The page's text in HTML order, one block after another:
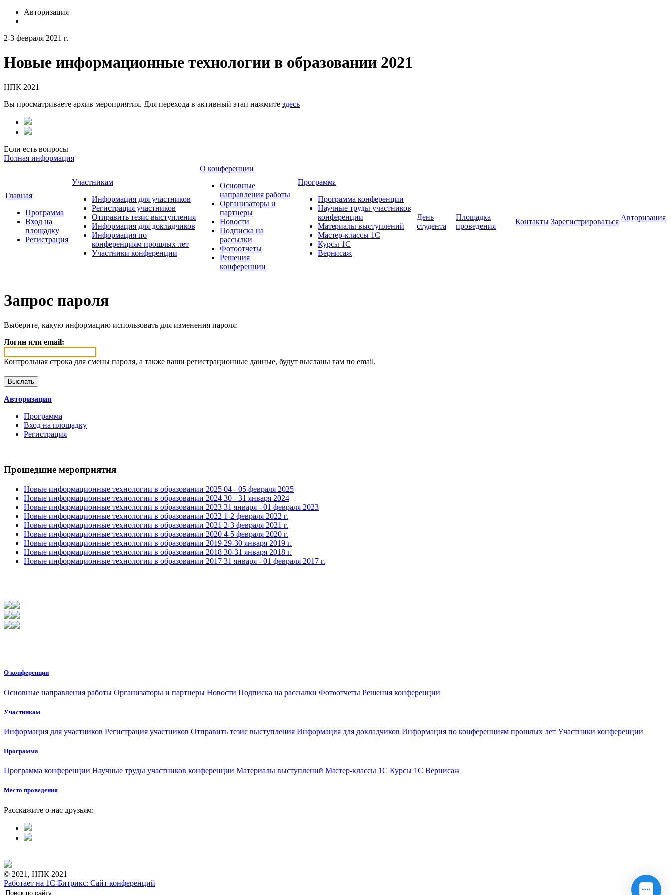
Авторизация
2-3 февраля 2021 г.
Новые информационные технологии в образовании 2021
НПК 2021
Вы просматриваете архив мероприятия. Для перехода в активный этап нажмите здесь
Если есть вопросы
Полная информация
Главная
Программа
Вход на
площадку
Регистрация
Участникам
Информация для участников
Регистрация участников
Отправить тезис выступления
Информация для докладчиков
Информация по
конференциям прошлых лет
Участники конференции
О конференции
Основные
направления работы
Организаторы и
партнеры
Новости
Подписка на
рассылки
Фотоотчеты
Решения
конференции
Программа
Программа конференции
Научные труды участников
конференции
Материалы выступлений
Мастер-классы 1С
Курсы 1С
Вернисаж
День
студента
Площадка
проведения
Контакты Зарегистрироваться Авторизация
Запрос пароля
Выберите, какую информацию использовать для изменения пароля:
Логин или email:
Контрольная строка для смены пароля, а также ваши регистрационные данные, будут высланы вам по email.
Авторизация
Программа
Вход на площадку
Регистрация
Прошедшие мероприятия
Новые информационные технологии в образовании 2025 04 - 05 февраля 2025
Новые информационные технологии в образовании 2024 30 - 31 января 2024
Новые информационные технологии в образовании 2023 31 января - 01 февраля 2023
Новые информационные технологии в образовании 2022 1-2 февраля 2022 г.
Новые информационные технологии в образовании 2021 2-3 февраля 2021 г.
Новые информационные технологии в образовании 2020 4-5 февраля 2020 г.
Новые информационные технологии в образовании 2019 29-30 января 2019 г.
Новые информационные технологии в образовании 2018 30-31 января 2018 г.
Новые информационные технологии в образовании 2017 31 января - 01 февраля 2017 г.
О конференции
Основные направления работы Организаторы и партнеры Новости Подписка на рассылки Фотоотчеты Решения конференции
Участникам
Информация для участников Регистрация участников Отправить тезис выступления Информация для докладчиков Информация по конференциям прошлых лет Участники конференции
Программа
Программа конференции Научные труды участников конференции Материалы выступлений Мастер-классы 1С Курсы 1С Вернисаж
Место проведения
Расскажите о нас друзьям:
© 2021, НПК 2021
Работает на 1С-Битрикс: Сайт конференций